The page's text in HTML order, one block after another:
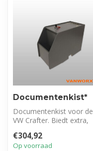
Documentenkist*
Documentenkist voor de
VW Crafter. Biedt extra,
opbergruimte tuss...
€304,92
Op voorraad